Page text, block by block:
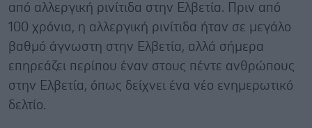
από αλλεργική ρινίτιδα στην Ελβετία. Πριν από
100 χρόνια, η αλλεργική ρινίτιδα ήταν σε μεγάλο
βαθμό άγνωστη στην Ελβετία, αλλά σήμερα
επηρεάζει περίπου έναν στους πέντε ανθρώπους
στην Ελβετία, όπως δείχνει ένα νέο ενημερωτικό
δελτίο.